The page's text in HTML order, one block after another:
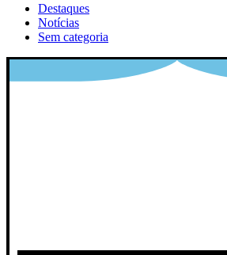
Destaques
Notícias
Sem categoria